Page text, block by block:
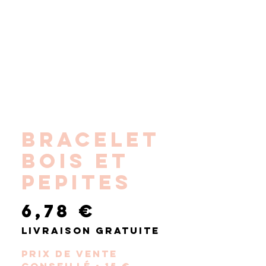
BRACELET
BOIS ET
PEPITES
6,78 €
Livraison gratuite
Prix de vente